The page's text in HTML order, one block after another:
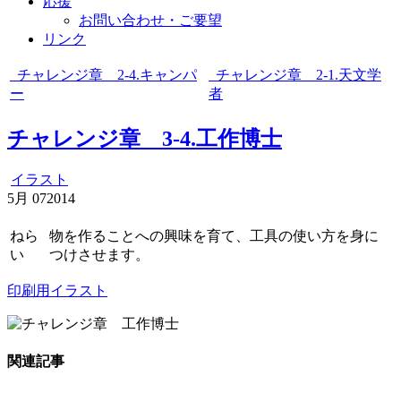
お問い合わせ・ご要望
リンク
チャレンジ章 2-4.キャンパ
ー
チャレンジ章 2-1.天文学
者
チャレンジ章 3-4.工作博士
イラスト
5月 072014
ねら
い
物を作ることへの興味を育て、工具の使い方を身に
つけさせます。
印刷用イラスト
関連記事